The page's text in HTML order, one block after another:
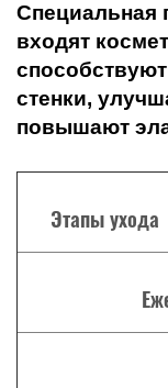
Специальная
входят
стенки,
повышают
Этапы ухода